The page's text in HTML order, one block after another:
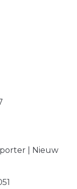
| Nieuw